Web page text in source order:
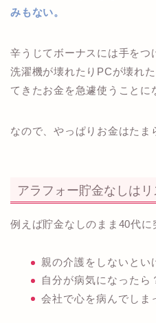
みもない。
辛うじてボーナスには手をつ
洗濯機が壊れたりPCが壊れ
てきたお金を急遽使うことに
なので、やっぱりお金はたま
アラフォー貯金なしはリ
例えば貯金なしのまま40代に
親の介護をしないとい
自分が病気になったら
会社で心を病んでしま